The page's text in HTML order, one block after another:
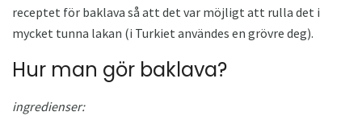
receptet för baklava så att det var möjligt att rulla det i
mycket tunna lakan (i Turkiet användes en grövre deg).
Hur man gör baklava?
ingredienser: